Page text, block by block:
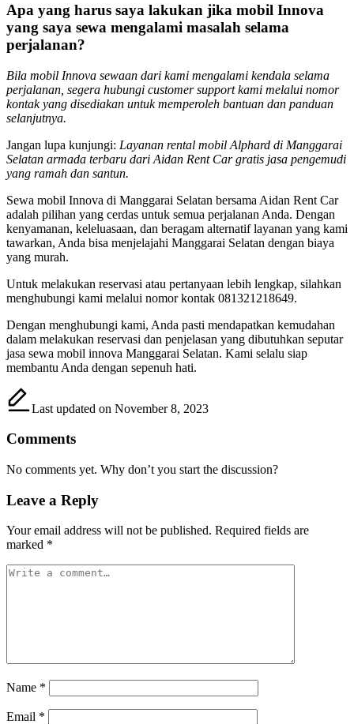
Apa yang harus saya lakukan jika mobil Innova
yang saya sewa mengalami masalah selama
perjalanan?
Bila mobil Innova sewaan dari kami mengalami kendala selama
perjalanan, segera hubungi customer support kami melalui nomor
kontak yang disediakan untuk memperoleh bantuan dan panduan
selanjutnya.
Jangan lupa kunjungi: Layanan rental mobil Alphard di Manggarai
Selatan armada terbaru dari Aidan Rent Car gratis jasa pengemudi
yang ramah dan santun.
Sewa mobil Innova di Manggarai Selatan bersama Aidan Rent Car
adalah pilihan yang cerdas untuk semua perjalanan Anda. Dengan
kenyamanan, keleluasaan, dan beragam alternatif layanan yang kami
tawarkan, Anda bisa menjelajahi Manggarai Selatan dengan biaya
yang murah.
Untuk melakukan reservasi atau pertanyaan lebih lengkap, silahkan
menghubungi kami melalui nomor kontak 081321218649.
Dengan menghubungi kami, Anda pasti mendapatkan kemudahan
dalam melakukan reservasi dan penjelasan yang dibutuhkan seputar
jasa sewa mobil innova Manggarai Selatan. Kami selalu siap
membantu Anda dengan sepenuh hati.
Last updated on November 8, 2023
Comments
No comments yet. Why don’t you start the discussion?
Leave a Reply
Your email address will not be published. Required fields are
marked *
Name *
Email *